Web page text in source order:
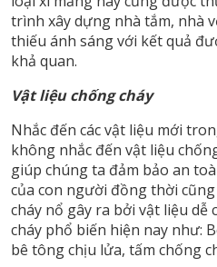
trình xây dựng nhà tắm, nhà
thiếu ánh sáng với kết quả
khả quan.
Vật liệu chống cháy
Nhắc đến các vật liệu mới
không nhắc đến vật liệu
giúp chúng ta đảm bảo an
của con người đồng thời
cháy nổ gây ra bởi vật liệu dễ
cháy phổ biến hiện nay như:
bê tông chịu lửa, tấm chống